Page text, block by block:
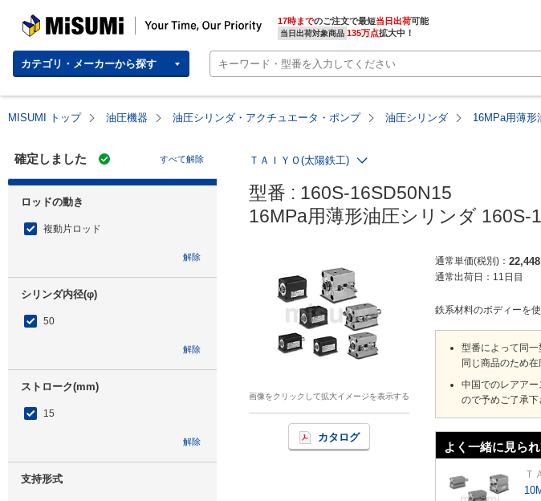
MISUMI | Your Time, Our Priority 17時までのご注文で最短当日出荷
当日出荷対象商品 135万点拡大中！
カテゴリ・メーカーから探す
MISUMI トップ 油圧機器 油圧シリンダ・アクチュエータ・ポンプ 油圧シリンダ 16MPa用薄形
確定しました すべて解除
ロッドの動き
複動片ロッド
解除
シリンダ内径(φ)
50
解除
ストローク(mm)
15
解除
支持形式
ＴＡＩＹＯ(太陽鉄工)
型番 : 160S-16SD50N15
16MPa用薄形油圧シリンダ 160S-
画像をクリックして拡大イメージを表示する
カタログ
通常単価(税別) 22,448
通常出荷日： 11日目
鉄系材料のボディーを
型番によって同一
同じ商品のため在
中国でのレアア
ので予めご了承下
よく一緒に見ら
Ｔ